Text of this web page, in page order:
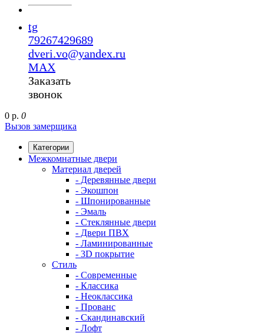
tg
79267429689
dveri.vo@yandex.ru
MAX
Заказать
звонок
0 р. 0
Вызов замерщика
Категории
Межкомнатные двери
Материал дверей
- Деревянные двери
- Экошпон
- Шпонированные
- Эмаль
- Стеклянные двери
- Двери ПВХ
- Ламинированные
- 3D покрытие
Стиль
- Современные
- Классика
- Неоклассика
- Прованс
- Скандинавский
- Лофт